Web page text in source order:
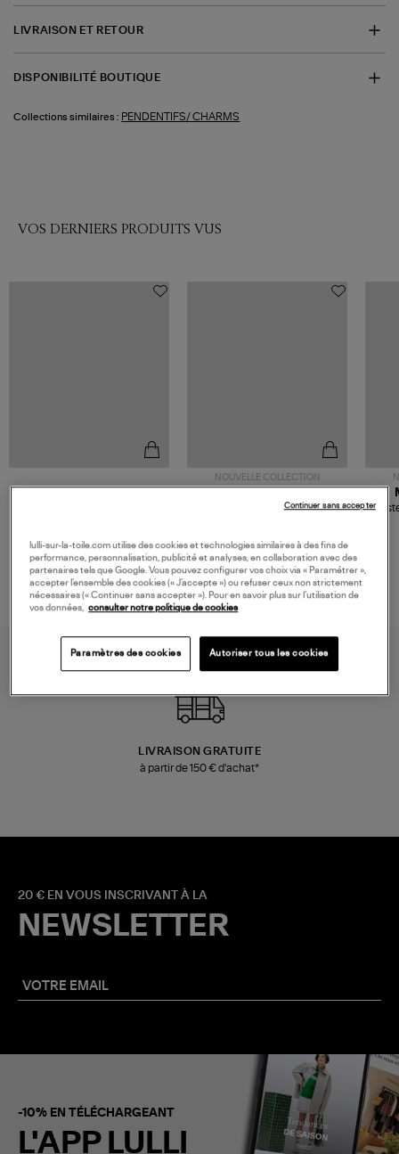
LIVRAISON ET RETOUR
DISPONIBILITÉ BOUTIQUE
Collections similaires : PENDENTIFS/ CHARMS
VOS DERNIERS PRODUITS VUS
NOUVELLE COLLECTION
Mocassins Killian Sport
LIVRAISON GRATUITE
à partir de 150 € d'achat*
20 € EN VOUS INSCRIVANT À LA
NEWSLETTER
-10% EN TÉLÉCHARGEANT
L'APP LULLI
lulli-sur-la-toile.com utilise des cookies et technologies similaires à des fins de
performance, personnalisation, publicité et analyses, en collaboration avec des
partenaires tels que Google. Vous pouvez configurer vos choix via « Paramétrer »,
accepter l’ensemble des cookies (« J’accepte ») ou refuser ceux non strictement
nécessaires (« Continuer sans accepter »). Pour en savoir plus sur l’utilisation de
vos données,
consulter notre politique de cookies
Paramètres des cookies Autoriser tous les cookies
Continuer sans accepter